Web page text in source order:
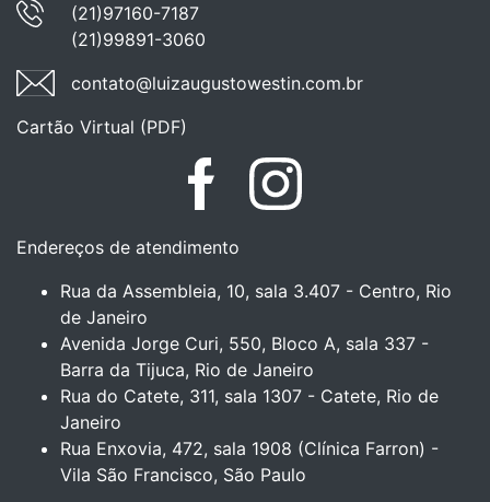
(21)97160-7187
(21)99891-3060
contato@luizaugustowestin.com.br
Cartão Virtual (PDF)
FacebookInstagram
Endereços de atendimento
Rua da Assembleia, 10, sala 3.407 - Centro, Rio
de Janeiro
Avenida Jorge Curi, 550, Bloco A, sala 337 -
Barra da Tijuca, Rio de Janeiro
Rua do Catete, 311, sala 1307 - Catete, Rio de
Janeiro
Rua Enxovia, 472, sala 1908 (Clínica Farron) -
Vila São Francisco, São Paulo